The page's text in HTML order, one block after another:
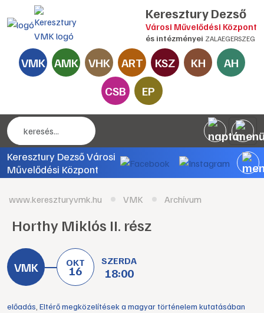
Keresztury Dezső
Városi Művelődési Központ
és intézményei ZALAEGERSZEG
VMK AMK VHK ART KSZ KH
AH
CSB
EP
Keresztury Dezső Városi
Művelődési Központ
www.kereszturyvmk.hu VMK Archívum
Horthy Miklós II. rész
OKT
16
SZERDA
18:00
előadás Eltérő megközelítések a magyar történelem kutatásában